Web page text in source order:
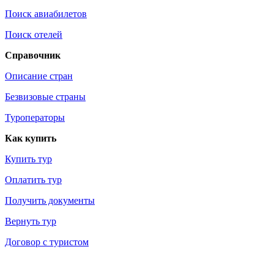
Поиск авиабилетов
Поиск отелей
Справочник
Описание стран
Безвизовые страны
Туроператоры
Как купить
Купить тур
Оплатить тур
Получить документы
Вернуть тур
Договор с туристом